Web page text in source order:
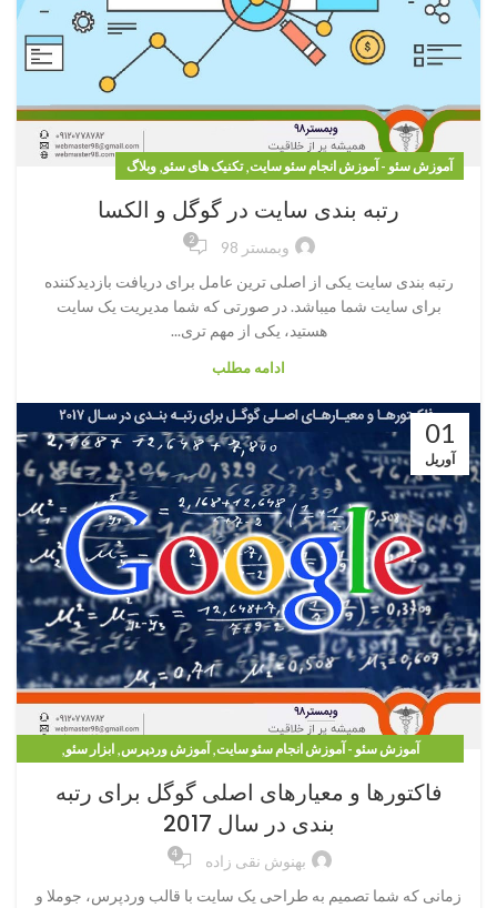
آموزش سئو - آموزش انجام سئو سایت,تکنیک های سئو, وبلاگ
رتبه بندی سایت در گوگل و الکسا
وبمستر 98 2
رتبه بندی سایت یکی از اصلی ترین عامل برای دریافت بازدیدکننده
برای سایت شما میباشد. در صورتی که شما مدیریت یک سایت
هستید، یکی از مهم تری...
ادامه مطلب
01
آوریل
آموزش سئو - آموزش انجام سئو سایت,آموزش وردپرس,ابزار سئو,
فاکتورها و معیارهای اصلی گوگل برای رتبه
بندی در سال 2017
بهنوش نقی زاده 4
زمانی که شما تصمیم به طراحی یک سایت با قالب وردپرس، جوملا و